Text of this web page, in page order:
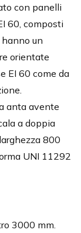
con panelli
60, composti
un
orientate
EI 60 come da
anta avente
a doppia
800
UNI 11292
3000 mm.